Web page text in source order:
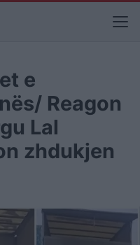
e
Reagon
Lal
zhdukjen